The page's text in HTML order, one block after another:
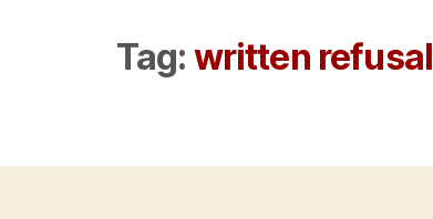
Tag: written refusal